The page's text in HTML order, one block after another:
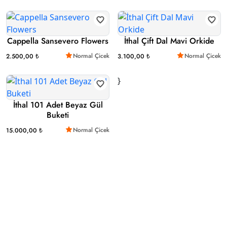
Cappella Sansevero Flowers
2.500,00 ₺ Normal Çicek
İthal Çift Dal Mavi Orkide
3.100,00 ₺ Normal Çicek
İthal 101 Adet Beyaz Gül
Buketi
15.000,00 ₺ Normal Çicek
}